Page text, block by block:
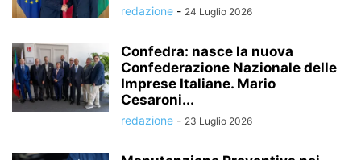
redazione - 24 Luglio 2026
Confedra: nasce la nuova
Confederazione Nazionale delle
Imprese Italiane. Mario
Cesaroni...
redazione - 23 Luglio 2026